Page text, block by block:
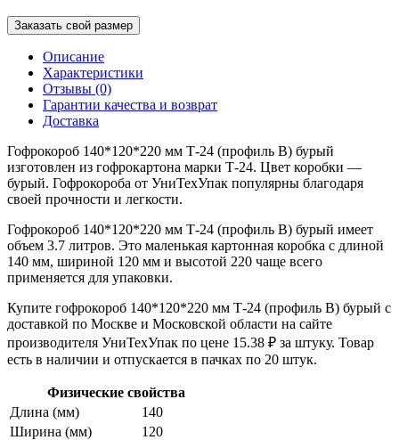
Заказать свой размер
Описание
Характеристики
Отзывы (0)
Гарантии качества и возврат
Доставка
Гофрокороб 140*120*220 мм Т-24 (профиль B) бурый
изготовлен из гофрокартона марки Т-24. Цвет коробки —
бурый. Гофрокороба от УниТехУпак популярны благодаря
своей прочности и легкости.
Гофрокороб 140*120*220 мм Т-24 (профиль B) бурый имеет
объем 3.7 литров. Это маленькая картонная коробка с длиной
140 мм, шириной 120 мм и высотой 220 чаще всего
применяется для упаковки.
Купите гофрокороб 140*120*220 мм Т-24 (профиль B) бурый с
доставкой по Москве и Московской области на сайте
производителя УниТехУпак по цене 15.38 ₽ за штуку. Товар
есть в наличии и отпускается в пачках по 20 штук.
Физические свойства
Длина (мм)
140
Ширина (мм)
120